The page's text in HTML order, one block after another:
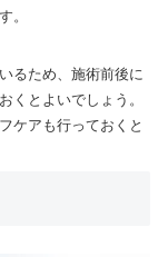
。
るため、施術前後に
くとよいでしょう。
ケアも行っておくと